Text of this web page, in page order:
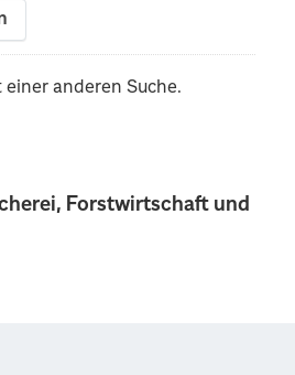
Forstwirtschaft und
einer anderen Suche.